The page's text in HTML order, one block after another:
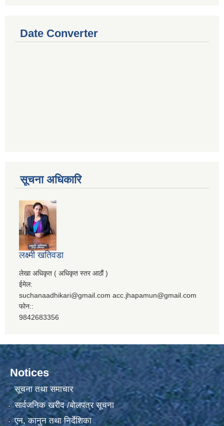
Date Converter
सूचना अधिकारि
लक्ष्मी खतिवडा
लेखा अधिकृत ( अधिकृत स्तर आठौं )
ईमेल:
suchanaadhikari@gmail.com acc.jhapamun@gmail.com
फोन::
9842683356
Notices
सूचना तथा समाचार
सार्वजनिक खरीद /बोलपत्र सूचना
एन, कानुन तथा निर्देशिका